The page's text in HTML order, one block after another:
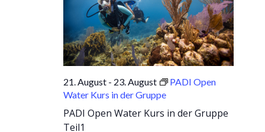
PADI Open Water Kurs in der Gruppe
Teil1
21. August - 23. August
PADI Open
Water Kurs in der Gruppe